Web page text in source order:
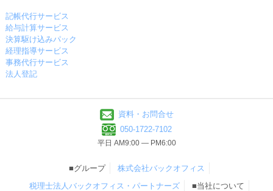
記帳代行サービス
給与計算サービス
決算駆け込みパック
経理指導サービス
事務代行サービス
法人登記
資料・お問合せ
050-1722-7102
平日 AM9:00 ― PM6:00
■グループ
株式会社バックオフィス
税理士法人バックオフィス・パートナーズ
■当社について